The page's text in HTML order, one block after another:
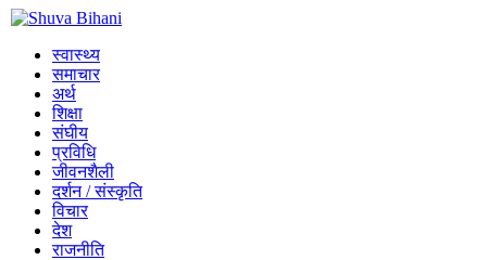
स्वास्थ्य
समाचार
अर्थ
शिक्षा
संघीय
प्रविधि
जीवनशैली
दर्शन / संस्कृति
विचार
देश
राजनीति